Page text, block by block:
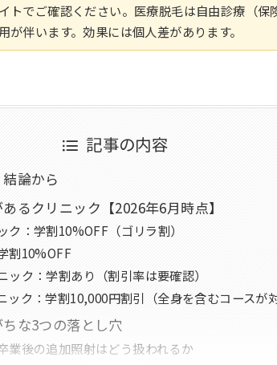
トでご確認ください。医療脱毛は自由診療（保
伴います。効果には個人差があります。
記事の内容
論から
るクリニック【2026年6月時点】
ク：学割10%OFF（ゴリラ割）
割10%OFF
ック：学割あり（割引率は要確認）
ック：学割10,000円割引（全身を含むコースが対
な3つの落とし穴
業後の追加照射はどう扱われるか